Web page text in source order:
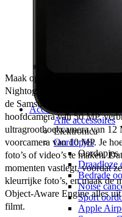
Accessoires
Alle accessoires
Elektronica
Oordopjes
Oordopjes
Draadloze
Bedrade
Noise
Sport
Apple
Maak op elk moment van de
Nightography. Zelfs bij
de Samsung Galaxy Z Flip7
hoofdcamera van 50 MP,
ultragroothoekcamera van 12
voorcamera van 10 MP. Je
foto’s of video’s te maken.
momenten vastlegt, voordat
kleurrijke foto’s, en maak de
Object-Aware Engine alles
filmt.